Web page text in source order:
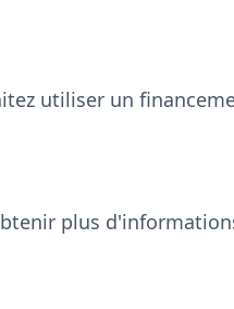
utiliser un
plus